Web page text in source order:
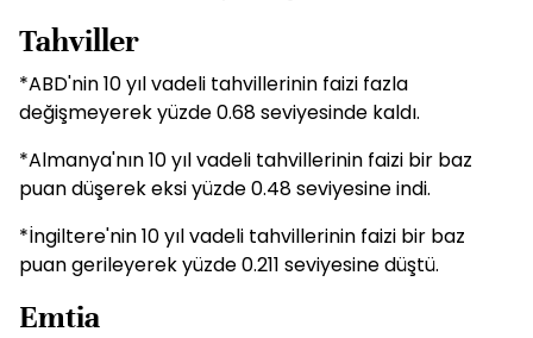
Tahviller
*ABD'nin 10 yıl vadeli tahvillerinin faizi fazla
değişmeyerek yüzde 0.68 seviyesinde kaldı.
*Almanya'nın 10 yıl vadeli tahvillerinin faizi bir baz
puan düşerek eksi yüzde 0.48 seviyesine indi.
*İngiltere'nin 10 yıl vadeli tahvillerinin faizi bir baz
puan gerileyerek yüzde 0.211 seviyesine düştü.
Emtia